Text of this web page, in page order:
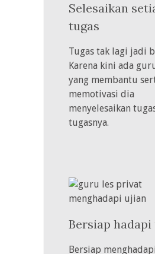
Selesaikan
tugas
Tugas tak lagi jadi
Karena kini ada
yang membantu
memotivasi dia
menyelesaikan
tugasnya.
Bersiap
Bersiap